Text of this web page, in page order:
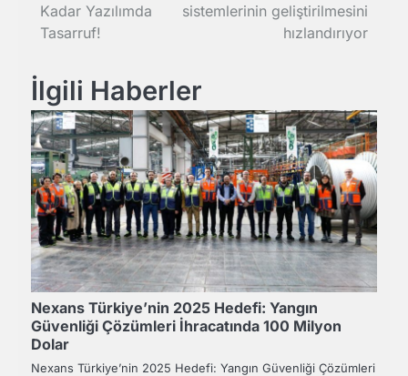
Kadar Yazılımda
Tasarruf!
sistemlerinin geliştirilmesini
hızlandırıyor
İlgili Haberler
Nexans Türkiye’nin 2025 Hedefi: Yangın
Güvenliği Çözümleri İhracatında 100 Milyon
Dolar
Nexans Türkiye’nin 2025 Hedefi: Yangın Güvenliği Çözümleri